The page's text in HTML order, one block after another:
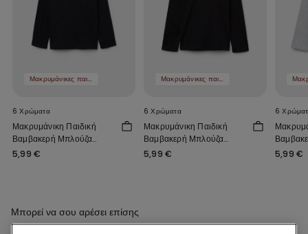
Μακρυμάνικες παιδικές μπλούζες 2 τμχ 9,99 €
6 Χρώματα
Μακρυμάνικη Παιδική
Βαμβακερή Μπλούζα
Basic Unisex
5,99 €
Μακρυμάνικες παιδικές μπλούζες 2 τμχ 9,99 €
6 Χρώματα
Μακρυμάνικη Παιδική
Βαμβακερή Μπλούζα
Basic Unisex
5,99 €
6
Basic
5,99 €
Μπορεί να σου αρέσει επίσης